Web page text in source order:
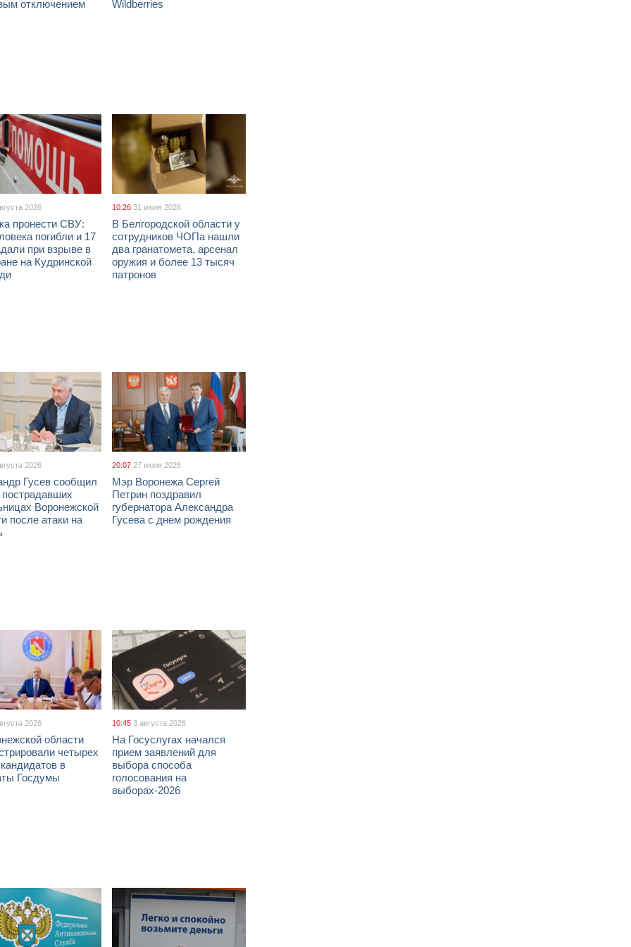
отключением Wildberries
2026
пронести СВУ:
погибли и 17
при взрыве в
на Кудринской
10:26 31 июля 2026
В Белгородской области у
сотрудников ЧОПа нашли
два гранатомета, арсенал
оружия и более 13 тысяч
патронов
2026
Гусев сообщил
Воронежской
после атаки на
20:07 27 июля 2026
Мэр Воронежа Сергей
Петрин поздравил
губернатора Александра
Гусева с днем рождения
2026
области
четырех
в
Госдумы
10:45 3 августа 2026
На Госуслугах начался
прием заявлений для
выбора способа
голосования на
выборах-2026